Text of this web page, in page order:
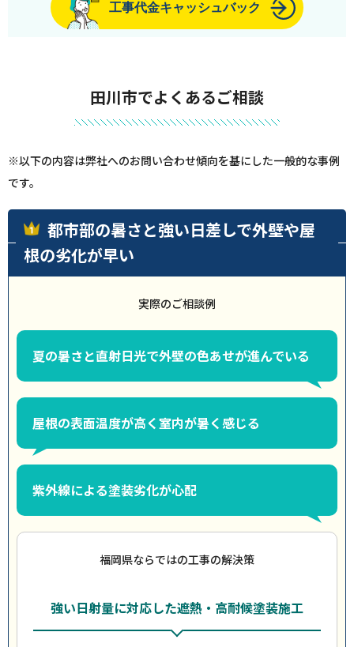
工事代金キャッシュバック
田川市でよくあるご相談
※以下の内容は弊社へのお問い合わせ傾向を基にした一般的な事例
です。
都市部の暑さと強い日差しで外壁や屋
根の劣化が早い
実際のご相談例
夏の暑さと直射日光で外壁の色あせが進んでいる
屋根の表面温度が高く室内が暑く感じる
紫外線による塗装劣化が心配
福岡県ならではの工事の解決策
強い日射量に対応した遮熱・高耐候塗装施工